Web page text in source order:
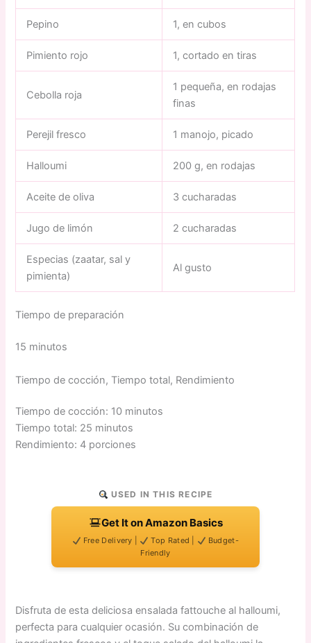
Pepino 1, en cubos
Pimiento rojo 1, cortado en tiras
Cebolla roja
1 pequeña, en rodajas
finas
Perejil fresco 1 manojo, picado
Halloumi 200 g, en rodajas
Aceite de oliva 3 cucharadas
Jugo de limón 2 cucharadas
Especias (zaatar, sal y
pimienta)
Al gusto
Tiempo de preparación
15 minutos
Tiempo de cocción, Tiempo total, Rendimiento
Tiempo de cocción: 10 minutos
Tiempo total: 25 minutos
Rendimiento: 4 porciones
USED IN THIS RECIPE
Get It on Amazon Basics
Free Delivery | Top Rated |
Budget-
Friendly
Disfruta de esta deliciosa ensalada fattouche al halloumi,
perfecta para cualquier ocasión. Su combinación de